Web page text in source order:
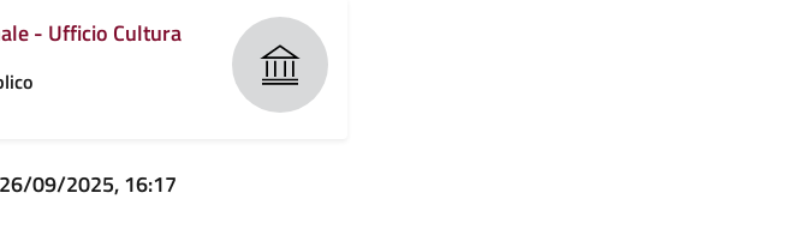
- Ufficio Cultura
09/2025, 16:17